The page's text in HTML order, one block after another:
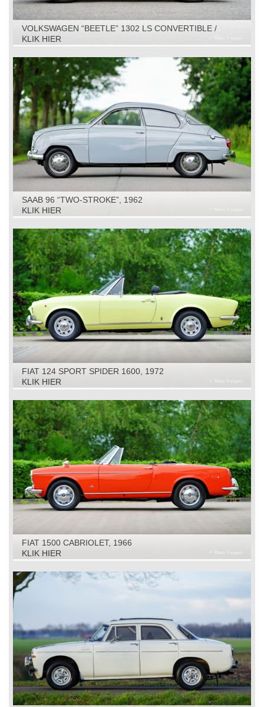
VOLKSWAGEN “BEETLE” 1302 LS CONVERTIBLE /
CABRIOLET, 1971
KLIK HIER
SAAB 96 “TWO-STROKE”, 1962
KLIK HIER
FIAT 124 SPORT SPIDER 1600, 1972
KLIK HIER
FIAT 1500 CABRIOLET, 1966
KLIK HIER